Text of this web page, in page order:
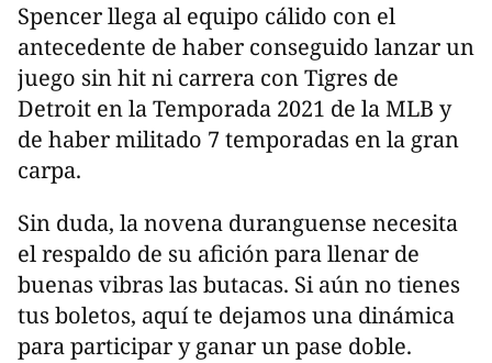
Spencer llega al equipo cálido con el
antecedente de haber conseguido lanzar un
juego sin hit ni carrera con Tigres de
Detroit en la Temporada 2021 de la MLB y
de haber militado 7 temporadas en la gran
carpa.
Sin duda, la novena duranguense necesita
el respaldo de su afición para llenar de
buenas vibras las butacas. Si aún no tienes
tus boletos, aquí te dejamos una dinámica
para participar y ganar un pase doble.